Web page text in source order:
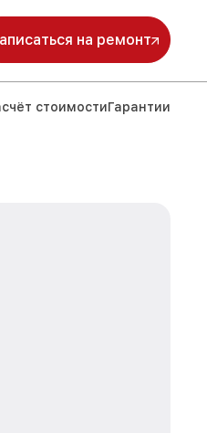
на ремонт
стоимостиГарантии